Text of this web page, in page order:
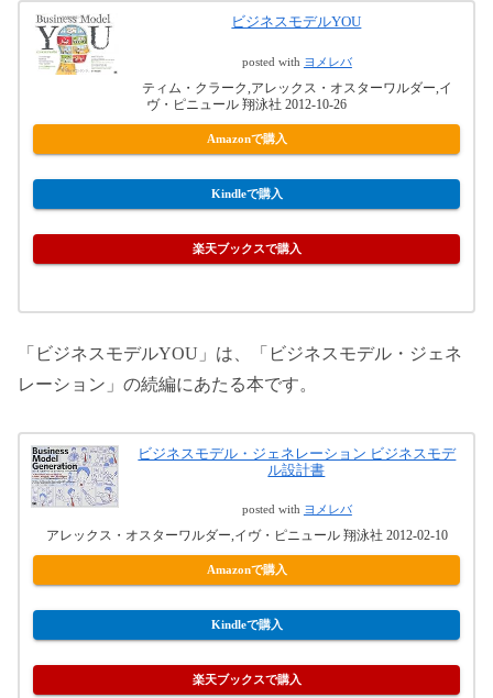
ビジネスモデルYOU
posted with ヨメレバ
ティム・クラーク,アレックス・オスターワルダー,イ
ヴ・ピニュール 翔泳社 2012-10-26
Amazonで購入
Kindleで購入
楽天ブックスで購入
「ビジネスモデルYOU」は、「ビジネスモデル・ジェネ
レーション」の続編にあたる本です。
ビジネスモデル・ジェネレーション ビジネスモデ
ル設計書
posted with ヨメレバ
アレックス・オスターワルダー,イヴ・ピニュール 翔泳社 2012-02-10
Amazonで購入
Kindleで購入
楽天ブックスで購入